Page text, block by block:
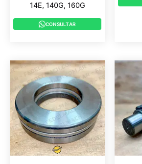
14E, 140G, 160G
CONSULTAR